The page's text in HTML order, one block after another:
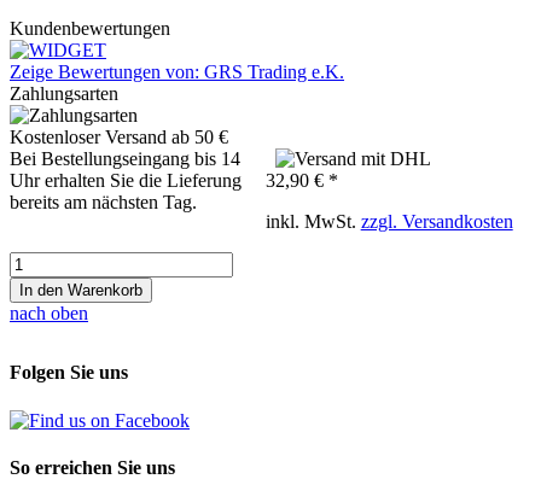
Kundenbewertungen
Zeige Bewertungen von: GRS Trading e.K.
Zahlungsarten
Kostenloser Versand ab 50 €
Bei Bestellungseingang bis 14
Uhr erhalten Sie die Lieferung
bereits am nächsten Tag.
32,90 € *
inkl. MwSt. zzgl. Versandkosten
In den Warenkorb
nach oben
Folgen Sie uns
So erreichen Sie uns